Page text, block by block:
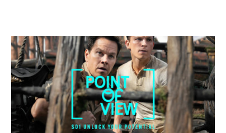
W
nowym
odcinku
cyklu
POV
analizujemy
film
„Uncharted”.